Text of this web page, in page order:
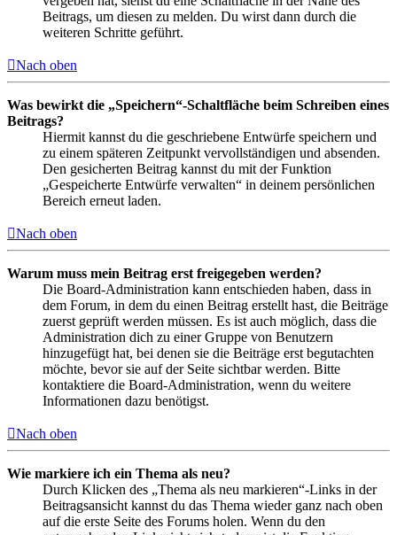
Beitrags, um diesen zu melden. Du wirst dann durch die
weiteren Schritte geführt.
Nach oben
Was bewirkt die „Speichern“-Schaltfläche beim Schreiben eines
Beitrags?
Hiermit kannst du die geschriebene Entwürfe speichern und
zu einem späteren Zeitpunkt vervollständigen und absenden.
Den gesicherten Beitrag kannst du mit der Funktion
„Gespeicherte Entwürfe verwalten“ in deinem persönlichen
Bereich erneut laden.
Nach oben
Warum muss mein Beitrag erst freigegeben werden?
Die Board-Administration kann entschieden haben, dass in
dem Forum, in dem du einen Beitrag erstellt hast, die Beiträge
zuerst geprüft werden müssen. Es ist auch möglich, dass die
Administration dich zu einer Gruppe von Benutzern
hinzugefügt hat, bei denen sie die Beiträge erst begutachten
möchte, bevor sie auf der Seite sichtbar werden. Bitte
kontaktiere die Board-Administration, wenn du weitere
Informationen dazu benötigst.
Nach oben
Wie markiere ich ein Thema als neu?
Durch Klicken des „Thema als neu markieren“-Links in der
Beitragsansicht kannst du das Thema wieder ganz nach oben
auf die erste Seite des Forums holen. Wenn du den